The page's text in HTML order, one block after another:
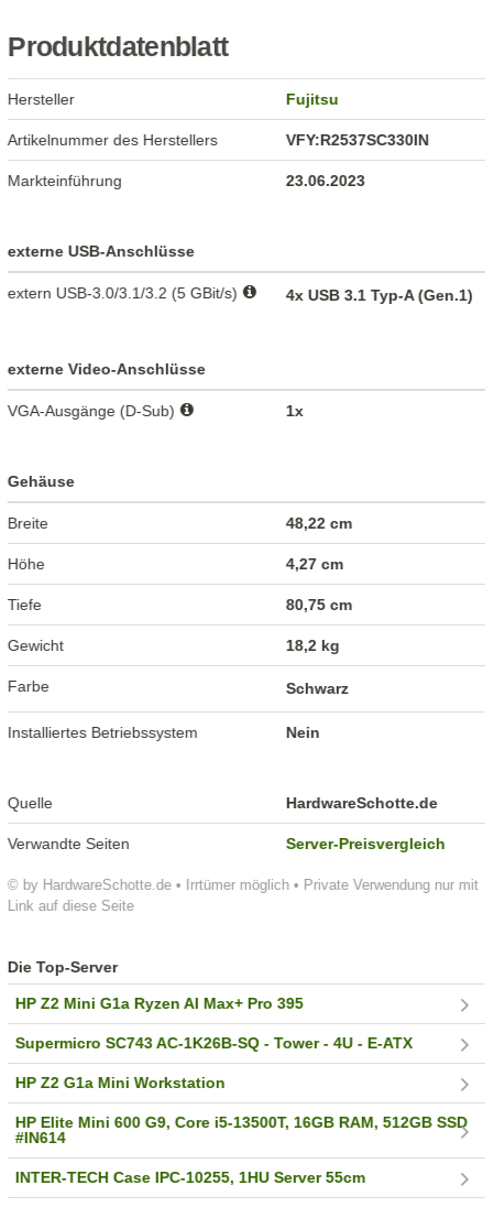
Produktdatenblatt
© by HardwareSchotte.de • Irrtümer möglich • Private Verwendung nur mit
Link auf diese Seite
Hersteller Fujitsu
Artikelnummer des Herstellers VFY:R2537SC330IN
Markteinführung 23.06.2023
externe USB-Anschlüsse
extern USB-3.0/3.1/3.2 (5 GBit/s) 4x USB 3.1 Typ-A (Gen.1)
externe Video-Anschlüsse
VGA-Ausgänge (D-Sub) 1x
Gehäuse
Breite 48,22 cm
Höhe 4,27 cm
Tiefe 80,75 cm
Gewicht 18,2 kg
Farbe Schwarz
Installiertes Betriebssystem Nein
Quelle HardwareSchotte.de
Verwandte Seiten Server-Preisvergleich
Die Top-Server
HP Z2 Mini G1a Ryzen AI Max+ Pro 395
Supermicro SC743 AC-1K26B-SQ - Tower - 4U - E-ATX
HP Z2 G1a Mini Workstation
HP Elite Mini 600 G9, Core i5-13500T, 16GB RAM, 512GB SSD
#IN614
INTER-TECH Case IPC-10255, 1HU Server 55cm